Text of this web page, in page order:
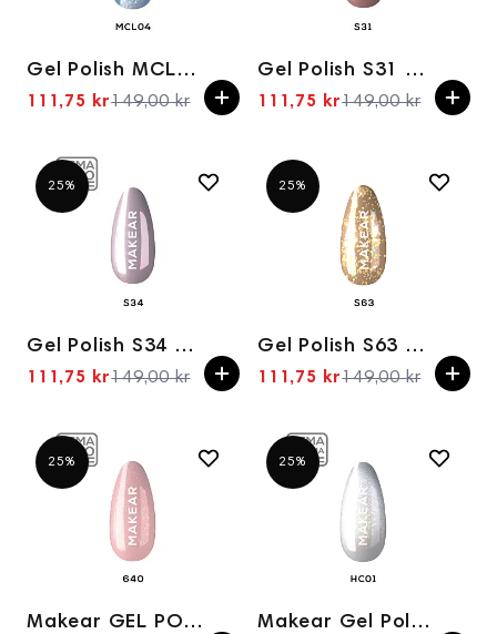
Gel Polish MCL04 Furry Blue 8ml
Spesialpris
111,75 kr149,00 kr
Gel Polish S31 Diamond 8ml
Spesialpris
111,75 kr149,00 kr
25%
Gel Polish S34 Diamond 8ml
Spesialpris
111,75 kr149,00 kr
25%
Gel Polish S63 Gold Star 8ml
Spesialpris
111,75 kr149,00 kr
25%
Makear GEL POLISH 640 8ml
25%
Makear Gel Polish HC01 8ml